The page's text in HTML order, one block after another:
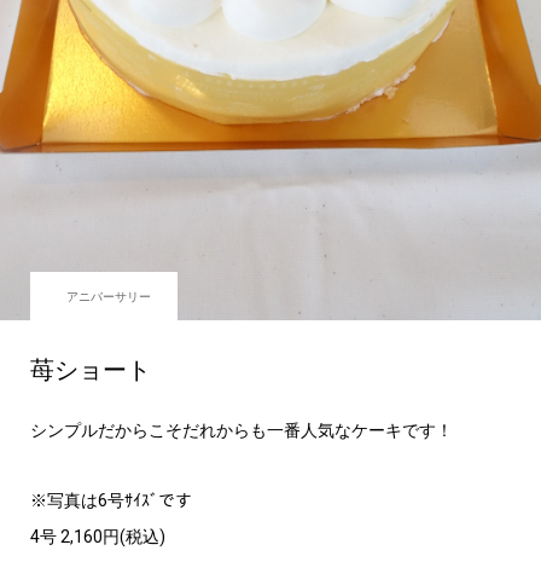
アニバーサリー
苺ショート
シンプルだからこそだれからも一番人気なケーキです！
※写真は6号ｻｲｽﾞです
4号 2,160円(税込)